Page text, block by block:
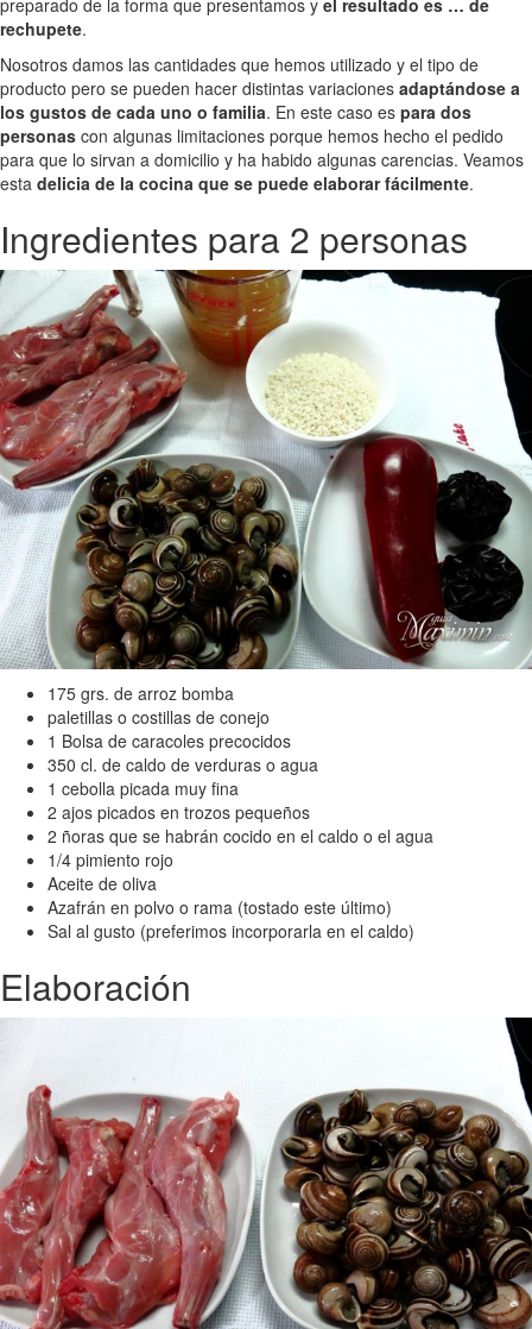
rechupete.
Nosotros damos las cantidades que hemos utilizado y el tipo de
producto pero se pueden hacer distintas variaciones adaptándose a
los gustos de cada uno o familia. En este caso es para dos
personas con algunas limitaciones porque hemos hecho el pedido
para que lo sirvan a domicilio y ha habido algunas carencias. Veamos
esta delicia de la cocina que se puede elaborar fácilmente.
Ingredientes para 2 personas
175 grs. de arroz bomba
paletillas o costillas de conejo
1 Bolsa de caracoles precocidos
350 cl. de caldo de verduras o agua
1 cebolla picada muy fina
2 ajos picados en trozos pequeños
2 ñoras que se habrán cocido en el caldo o el agua
1/4 pimiento rojo
Aceite de oliva
Azafrán en polvo o rama (tostado este último)
Sal al gusto (preferimos incorporarla en el caldo)
Elaboración